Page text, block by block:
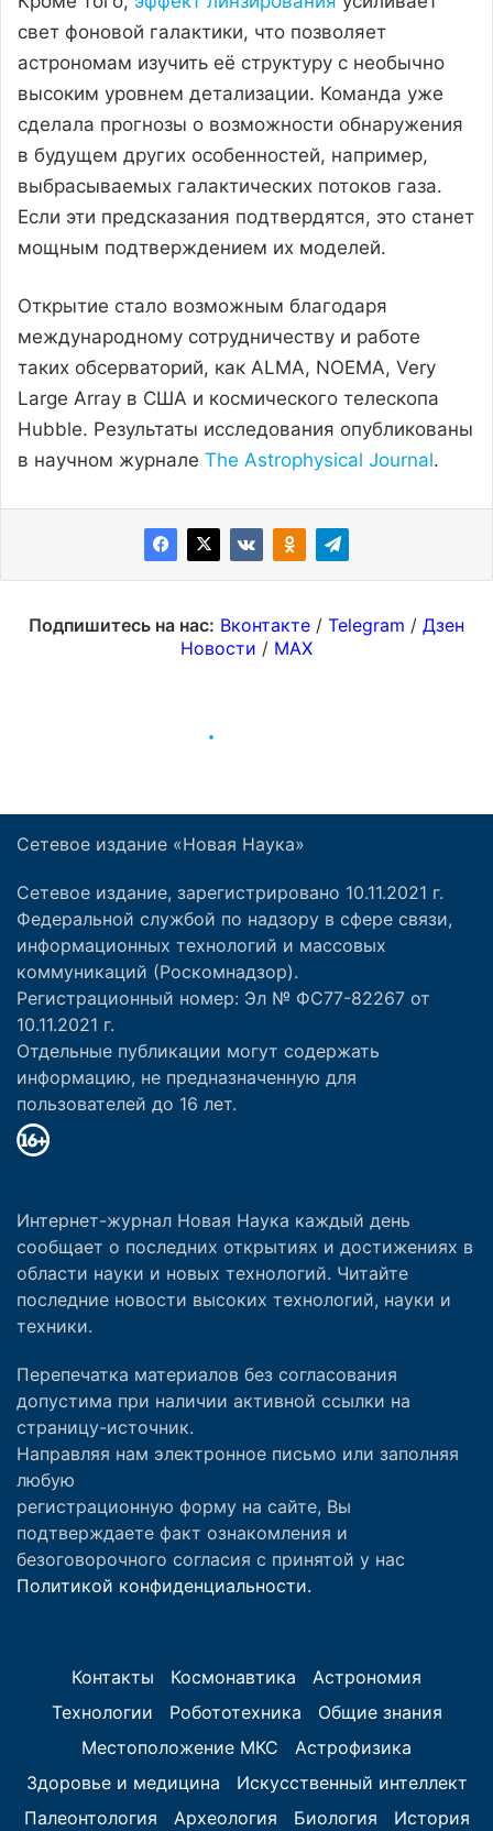
Сетевое издание «Новая Наука»
Сетевое издание, зарегистрировано 10.11.2021 г.
Федеральной службой по надзору в сфере связи,
информационных технологий и массовых
коммуникаций (Роскомнадзор).
Регистрационный номер: Эл № ФС77-82267 от
10.11.2021 г.
Отдельные публикации могут содержать
информацию, не предназначенную для
пользователей до 16 лет.
Интернет-журнал Новая Наука каждый день
сообщает о последних открытиях и достижениях в
области науки и новых технологий. Читайте
последние новости высоких технологий, науки и
техники.
Перепечатка материалов без согласования
допустима при наличии активной ссылки на
страницу-источник.
Направляя нам электронное письмо или заполняя
любую
регистрационную форму на сайте, Вы
подтверждаете факт ознакомления и
безоговорочного согласия с принятой у нас
Политикой конфиденциальности.
Контакты Космонавтика
Астрономия
Технологии
Робототехника
Общие знания
Местоположение МКС
Астрофизика
Здоровье и медицина
Искусственный интеллект
Палеонтология
Археология Биология История